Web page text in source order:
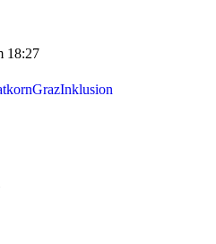
18:27
GrazInklusion